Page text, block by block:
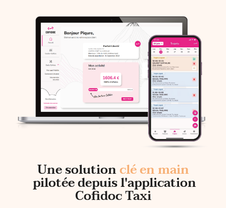
Une solutionclé en main
pilotée depuis l'application
Cofidoc Taxi